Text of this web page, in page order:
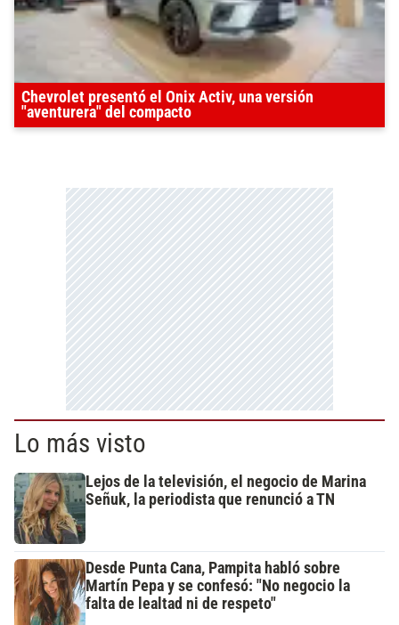
Chevrolet presentó el Onix Activ, una versión
"aventurera" del compacto
Lo más visto
Lejos de la televisión, el negocio de Marina
Señuk, la periodista que renunció a TN
Desde Punta Cana, Pampita habló sobre
Martín Pepa y se confesó: "No negocio la
falta de lealtad ni de respeto"